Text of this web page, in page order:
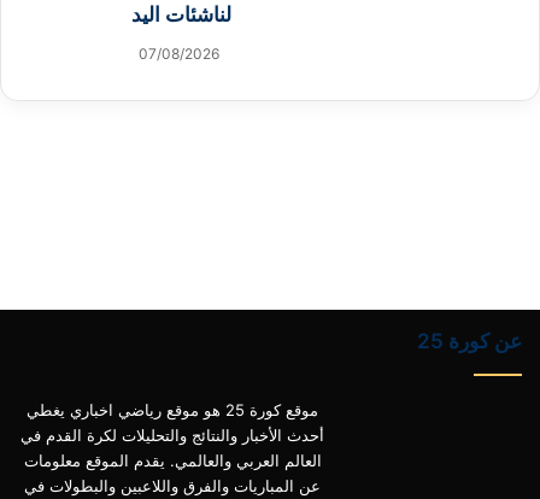
لناشئات اليد
07/08/2026
عن كورة 25
موقع كورة 25 هو موقع رياضي اخباري يغطي
أحدث الأخبار والنتائج والتحليلات لكرة القدم في
العالم العربي والعالمي. يقدم الموقع معلومات
عن المباريات والفرق واللاعبين والبطولات في